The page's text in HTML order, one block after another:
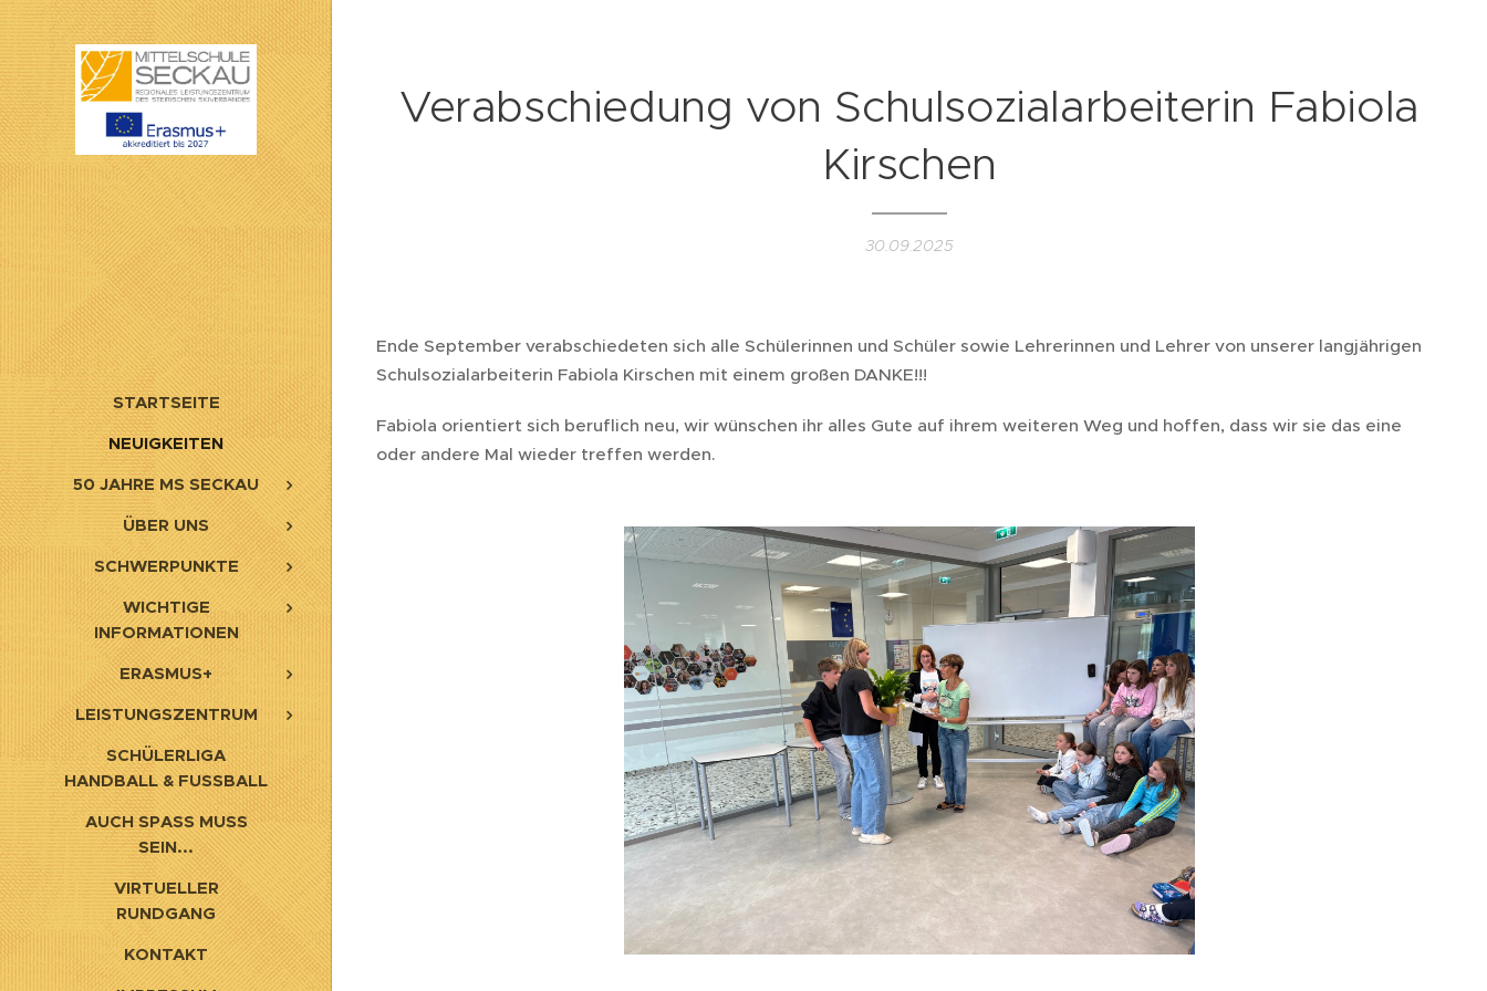
STARTSEITE
NEUIGKEITEN
50 JAHRE MS SECKAU
ÜBER UNS
SCHWERPUNKTE
WICHTIGE
INFORMATIONEN
ERASMUS+
LEISTUNGSZENTRUM
SCHÜLERLIGA
HANDBALL & FUSSBALL
AUCH SPASS MUSS S
EIN...
VIRTUELLER
RUNDGANG
KONTAKT
Verabschiedung von Schulsozialarbeiterin Fabiola
Kirschen
30.09.2025
Ende September verabschiedeten sich alle Schülerinnen und Schüler sowie Lehrerinnen und Lehrer von unserer langjährigen
Schulsozialarbeiterin Fabiola Kirschen mit einem großen DANKE!!!
Fabiola orientiert sich beruflich neu, wir wünschen ihr alles Gute auf ihrem weiteren Weg und hoffen, dass wir sie das eine
oder andere Mal wieder treffen werden.